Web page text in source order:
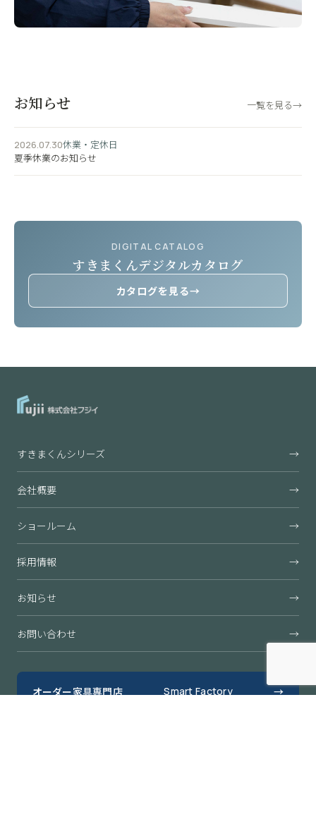
お知らせ 一覧を見る→
2026.07.30休業・定休日
夏季休業のお知らせ
DIGITAL CATALOG
すきまくんデジタルカタログ
カタログを見る→
すきまくんシリーズ →
会社概要 →
ショールーム →
採用情報 →
お知らせ →
お問い合わせ →
オーダー家具専門店 Smart Factory →